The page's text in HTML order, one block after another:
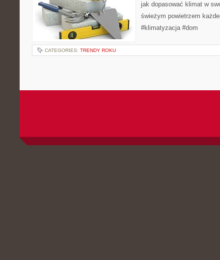
jak dopasować klimat w
świeżym powietrzem
#klimatyzacja #dom
CATEGORIES: TRENDY ROKU